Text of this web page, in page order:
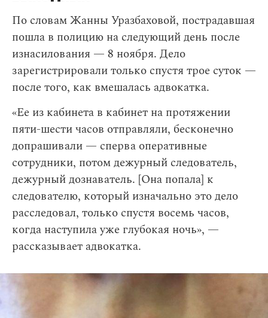
По словам Жанны Уразбаховой, пострадавшая
пошла в полицию на следующий день после
изнасилования — 8 ноября. Дело
зарегистрировали только спустя трое суток —
после того, как вмешалась адвокатка.
«Ее из кабинета в кабинет на протяжении
пяти-шести часов отправляли, бесконечно
допрашивали — сперва оперативные
сотрудники, потом дежурный следователь,
дежурный дознаватель. [Она попала] к
следователю, который изначально это дело
расследовал, только спустя восемь часов,
когда наступила уже глубокая ночь», —
рассказывает адвокатка.